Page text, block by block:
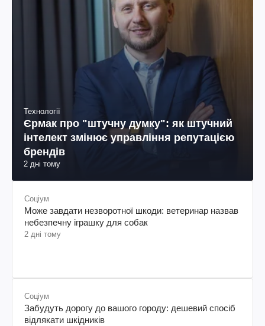
Технології
Єрмак про "штучну думку": як штучний
інтелект змінює управління репутацією
брендів
2 дні тому
Соціум
Може завдати незворотної шкоди: ветеринар назвав
небезпечну іграшку для собак
2 дні тому
Соціум
Забудуть дорогу до вашого городу: дешевий спосіб
відлякати шкідників